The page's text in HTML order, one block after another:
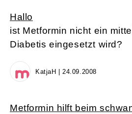
Hallo
ist Metformin nicht ein
Diabetis eingesetzt wird?
KatjaH | 24.09.2008
Metformin hilft beim